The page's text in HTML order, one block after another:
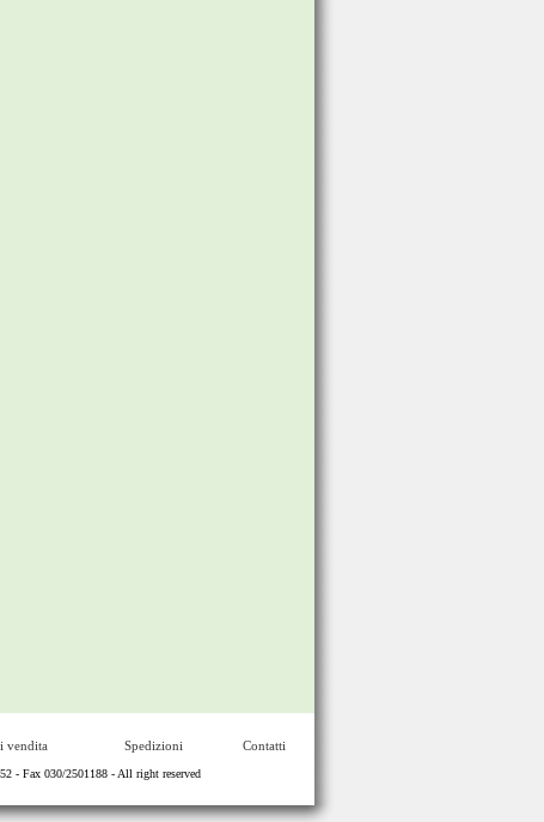
vendita Spedizioni Contatti
- Fax 030/2501188 - All right reserved